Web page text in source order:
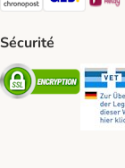
Sécurité
Security